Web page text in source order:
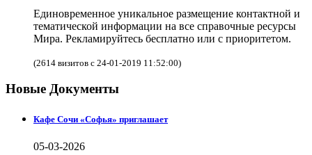
Единовременное уникальное размещение контактной и
тематической информации на все справочные ресурсы
Мира. Рекламируйтесь бесплатно или с приоритетом.
(2614 визитов с 24-01-2019 11:52:00)
Новые Документы
Кафе Сочи «Софья» приглашает
05-03-2026